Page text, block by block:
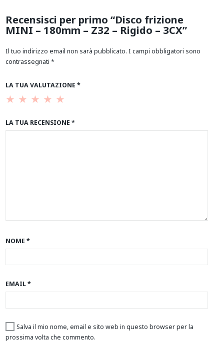
Recensisci per primo “Disco frizione
MINI – 180mm – Z32 – Rigido – 3CX”
Il tuo indirizzo email non sarà pubblicato. I campi obbligatori sono
contrassegnati *
LA TUA VALUTAZIONE *
LA TUA RECENSIONE *
NOME *
EMAIL*
Salva il mio nome, email e sito web in questo browser per la
prossima volta che commento.